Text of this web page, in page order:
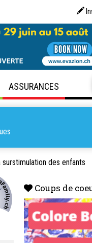
ASSURANCES
des enfants
Coups de